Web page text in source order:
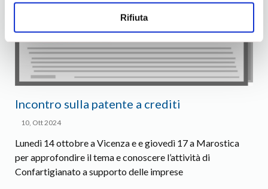
Rifiuta
Incontro sulla patente a crediti
10, Ott 2024
Lunedì 14 ottobre a Vicenza e e giovedì 17 a Marostica
per approfondire il tema e conoscere l’attività di
Confartigianato a supporto delle imprese